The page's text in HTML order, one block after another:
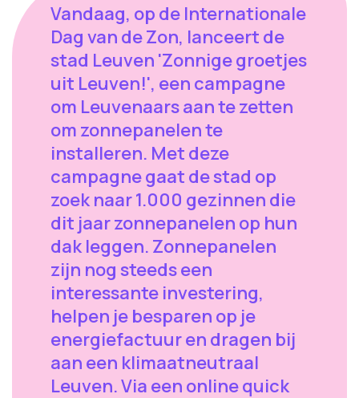
Vandaag, op de Internationale
Dag van de Zon, lanceert de
stad Leuven 'Zonnige groetjes
uit Leuven!', een campagne
om Leuvenaars aan te zetten
om zonnepanelen te
installeren. Met deze
campagne gaat de stad op
zoek naar 1.000 gezinnen die
dit jaar zonnepanelen op hun
dak leggen. Zonnepanelen
zijn nog steeds een
interessante investering,
helpen je besparen op je
energiefactuur en dragen bij
aan een klimaatneutraal
Leuven. Via een online quick